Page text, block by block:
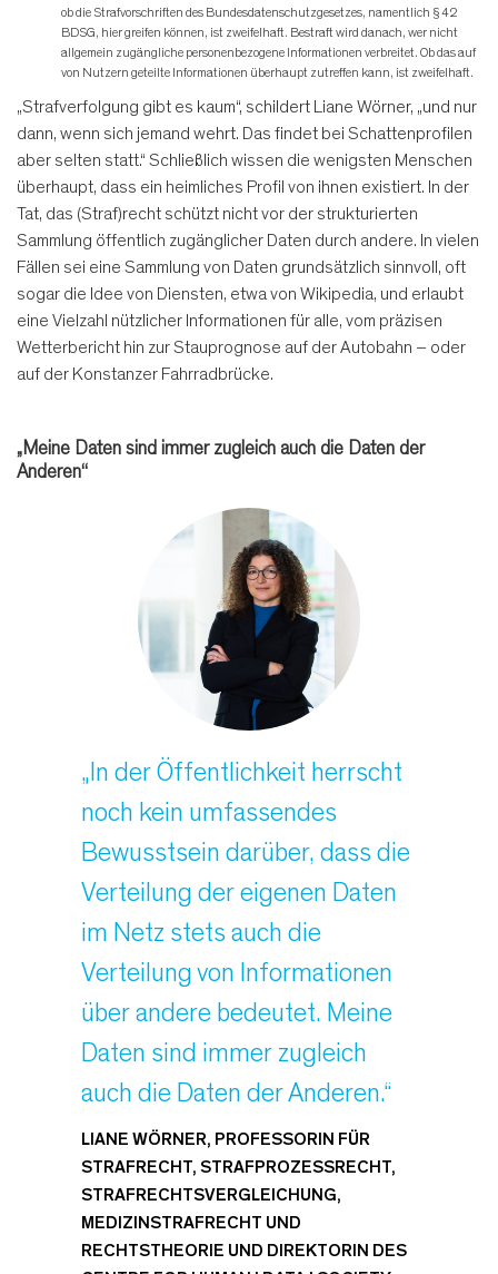
ob die Strafvorschriften des Bundesdatenschutzgesetzes, namentlich § 42
BDSG, hier greifen können, ist zweifelhaft. Bestraft wird danach, wer nicht
allgemein zugängliche personenbezogene Informationen verbreitet. Ob das auf
von Nutzern geteilte Informationen überhaupt zutreffen kann, ist zweifelhaft.
„Strafverfolgung gibt es kaum“, schildert Liane Wörner, „und nur
dann, wenn sich jemand wehrt. Das findet bei Schattenprofilen
aber selten statt.“ Schließlich wissen die wenigsten Menschen
überhaupt, dass ein heimliches Profil von ihnen existiert. In der
Tat, das (Straf)recht schützt nicht vor der strukturierten
Sammlung öffentlich zugänglicher Daten durch andere. In vielen
Fällen sei eine Sammlung von Daten grundsätzlich sinnvoll, oft
sogar die Idee von Diensten, etwa von Wikipedia, und erlaubt
eine Vielzahl nützlicher Informationen für alle, vom präzisen
Wetterbericht hin zur Stauprognose auf der Autobahn – oder
auf der Konstanzer Fahrradbrücke.
„Meine Daten sind immer zugleich auch die Daten der
Anderen“
„In der Öffentlichkeit herrscht
noch kein umfassendes
Bewusstsein darüber, dass die
Verteilung der eigenen Daten
im Netz stets auch die
Verteilung von Informationen
über andere bedeutet. Meine
Daten sind immer zugleich
auch die Daten der Anderen.“
LIANE WÖRNER, PROFESSORIN FÜR
STRAFRECHT, STRAFPROZESSRECHT,
STRAFRECHTSVERGLEICHUNG,
MEDIZINSTRAFRECHT UND
RECHTSTHEORIE UND DIREKTORIN DES